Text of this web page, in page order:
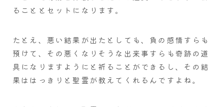
ることとセットになります。
たとえ、悪い結果が出たとしても、負の感情すらも
預けて、その悪くなりそうな出来事すらも奇跡の道
具になりますようにと祈ることができるし、その結
果ははっきりと聖霊が教えてくれるんですよね。